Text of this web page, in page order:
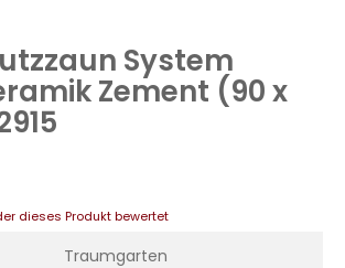
System
Zement (90 x
dieses Produkt bewertet
Traumgarten